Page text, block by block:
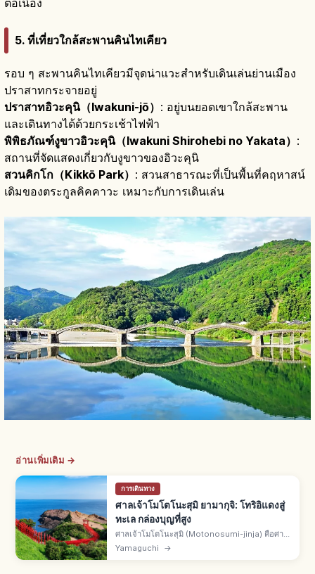
ต่อเนื่อง
5. ที่เที่ยวใกล้สะพานคินไทเคียว
รอบ ๆ สะพานคินไทเคียวมีจุดน่าแวะสำหรับเดินเล่นย่านเมือง
ปราสาทกระจายอยู่
ปราสาทอิวะคุนิ（Iwakuni-jō） : อยู่บนยอดเขาใกล้สะพาน
และเดินทางได้ด้วยกระเช้าไฟฟ้า
พิพิธภัณฑ์งูขาวอิวะคุนิ（Iwakuni Shirohebi no Yakata） :
สถานที่จัดแสดงเกี่ยวกับงูขาวของอิวะคุนิ
สวนคิกโก（Kikkō Park） : สวนสาธารณะที่เป็นพื้นที่คฤหาสน์
เดิมของตระกูลคิคคาวะ เหมาะกับการเดินเล่น
อ่านเพิ่มเติม →
การเดินทาง
ศาลเจ้าโมโตโนะสุมิ ยามากุจิ: โทริอิแดงสู่
ทะเล กล่องบุญที่สูง
ศาลเจ้าโมโตโนะสุมิ (Motonosumi-jinja) คือศาล
เจ้านางาโตะ จ.ยามากุจิ โทริอิแดงเรียงต่อสู่
ทะเลญี่ปุ่น กล่องเงินบุญติดที่สูงต้องโยนเหรียญขึ้น ริ
Yamaguchi →